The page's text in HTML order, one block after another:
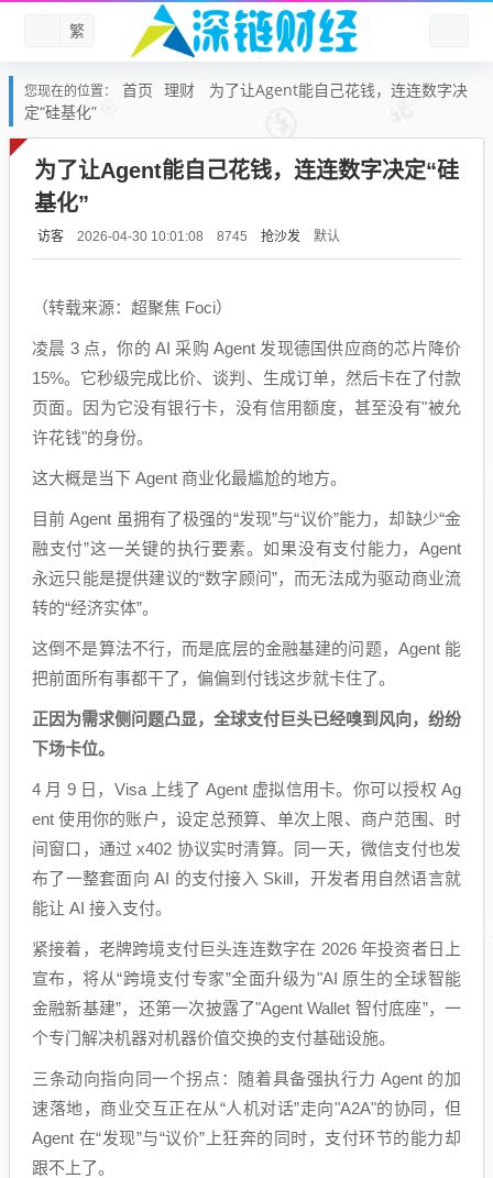
繁
您现在的位置： 首页 理财
为了让Agent能自己花钱，连连数字决
定“硅基化”
为了让Agent能自己花钱，连连数字决定“硅
基化”
访客 2026-04-30 10:01:08 8745 抢沙发 默认
（转载来源：超聚焦 Foci）
凌晨 3 点，你的 AI 采购 Agent 发现德国供应商的芯片降价
15%。它秒级完成比价、谈判、生成订单，然后卡在了付款
页面。因为它没有银行卡，没有信用额度，甚至没有"被允
许花钱"的身份。
这大概是当下 Agent 商业化最尴尬的地方。
目前 Agent 虽拥有了极强的“发现”与“议价”能力，却缺少“金
融支付”这一关键的执行要素。如果没有支付能力，Agent
永远只能是提供建议的“数字顾问”，而无法成为驱动商业流
转的“经济实体”。
这倒不是算法不行，而是底层的金融基建的问题，Agent 能
把前面所有事都干了，偏偏到付钱这步就卡住了。
正因为需求侧问题凸显，全球支付巨头已经嗅到风向，纷纷
下场卡位。
4 月 9 日，Visa 上线了 Agent 虚拟信用卡。你可以授权 Ag
ent 使用你的账户，设定总预算、单次上限、商户范围、时
间窗口，通过 x402 协议实时清算。同一天，微信支付也发
布了一整套面向 AI 的支付接入 Skill，开发者用自然语言就
能让 AI 接入支付。
紧接着，老牌跨境支付巨头连连数字在 2026 年投资者日上
宣布，将从“跨境支付专家”全面升级为"AI 原生的全球智能
金融新基建”，还第一次披露了"Agent Wallet 智付底座”，一
个专门解决机器对机器价值交换的支付基础设施。
三条动向指向同一个拐点：随着具备强执行力 Agent 的加
速落地，商业交互正在从“人机对话”走向"A2A"的协同，但
Agent 在“发现”与“议价”上狂奔的同时，支付环节的能力却
跟不上了。